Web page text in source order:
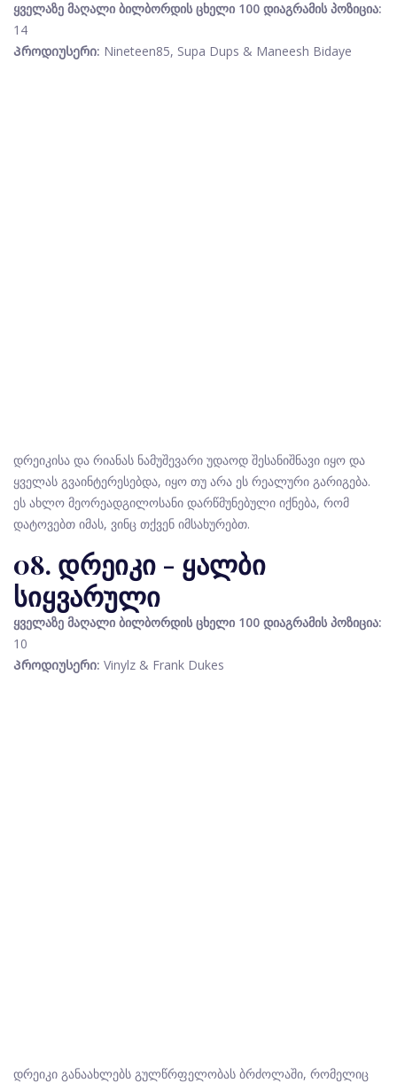
ყველაზე მაღალი ბილბორდის ცხელი 100 დიაგრამის პოზიცია:
14
Პროდიუსერი: Nineteen85, Supa Dups & Maneesh Bidaye
დრეიკისა და რიანას ნამუშევარი უდაოდ შესანიშნავი იყო და
ყველას გვაინტერესებდა, იყო თუ არა ეს რეალური გარიგება.
ეს ახლო მეორეადგილოსანი დარწმუნებული იქნება, რომ
დატოვებთ იმას, ვინც თქვენ იმსახურებთ.
08. დრეიკი - ყალბი
სიყვარული
ყველაზე მაღალი ბილბორდის ცხელი 100 დიაგრამის პოზიცია:
10
Პროდიუსერი: Vinylz & Frank Dukes
დრეიკი განაახლებს გულწრფელობას ბრძოლაში, რომელიც